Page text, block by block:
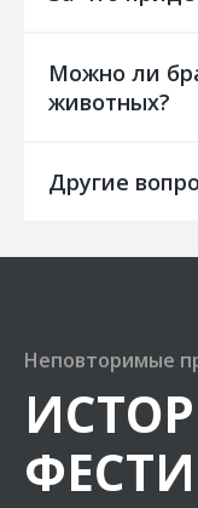
Можно ли
животных?
Другие
Неповторимые